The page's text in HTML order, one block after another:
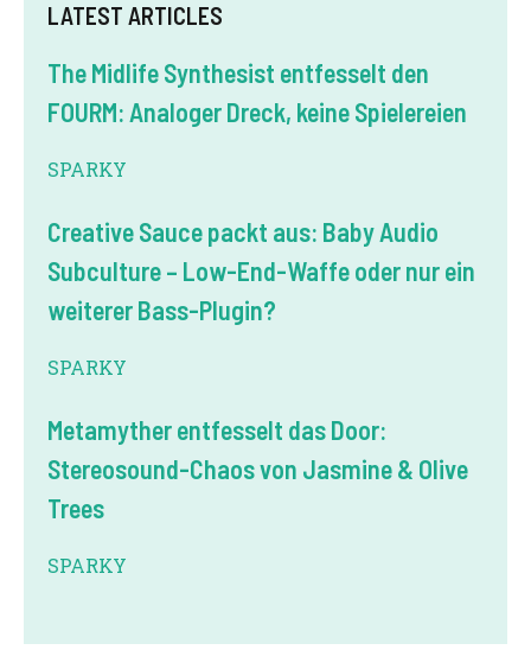
LATEST ARTICLES
The Midlife Synthesist entfesselt den
FOURM: Analoger Dreck, keine Spielereien
SPARKY
Creative Sauce packt aus: Baby Audio
Subculture – Low-End-Waffe oder nur ein
weiterer Bass-Plugin?
SPARKY
Metamyther entfesselt das Door:
Stereosound-Chaos von Jasmine & Olive
Trees
SPARKY